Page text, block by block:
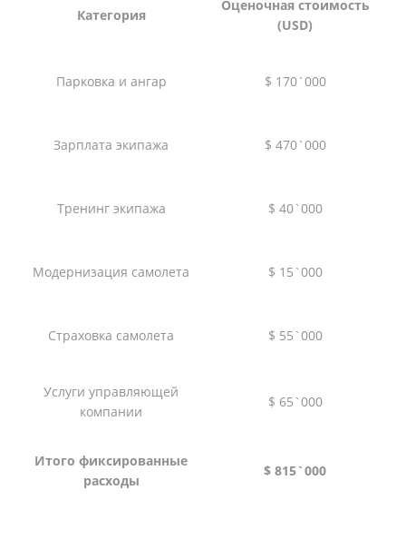
Категория
Оценочная стоимость
(USD)
Парковка и ангар $ 170`000
Зарплата экипажа $ 470`000
Тренинг экипажа $ 40`000
Модернизация самолета $ 15`000
Страховка самолета $ 55`000
Услуги управляющей
компании
$ 65`000
Итого фиксированные
расходы
$ 815`000